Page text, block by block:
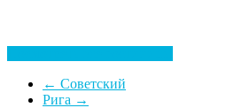
← Советский
Рига →